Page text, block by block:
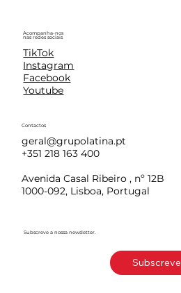
Acompanha-nos
nas redes sociais
TikTok
Instagram
Facebook
Youtube
Contactos
geral@grupolatina.pt
+351 218 163 400
Avenida Casal Ribeiro , nº 12B
1000-092, Lisboa, Portugal
Subscreve a nossa newsletter.
Subscreve